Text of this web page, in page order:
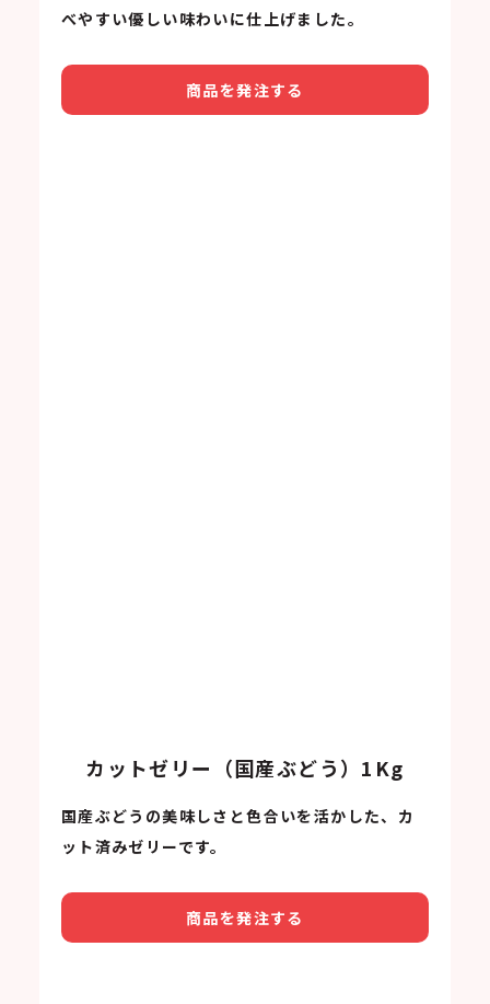
べやすい優しい味わいに仕上げました。
商品を発注する
カットゼリー（国産ぶどう）1Kg
国産ぶどうの美味しさと色合いを活かした、カ
ット済みゼリーです。
商品を発注する